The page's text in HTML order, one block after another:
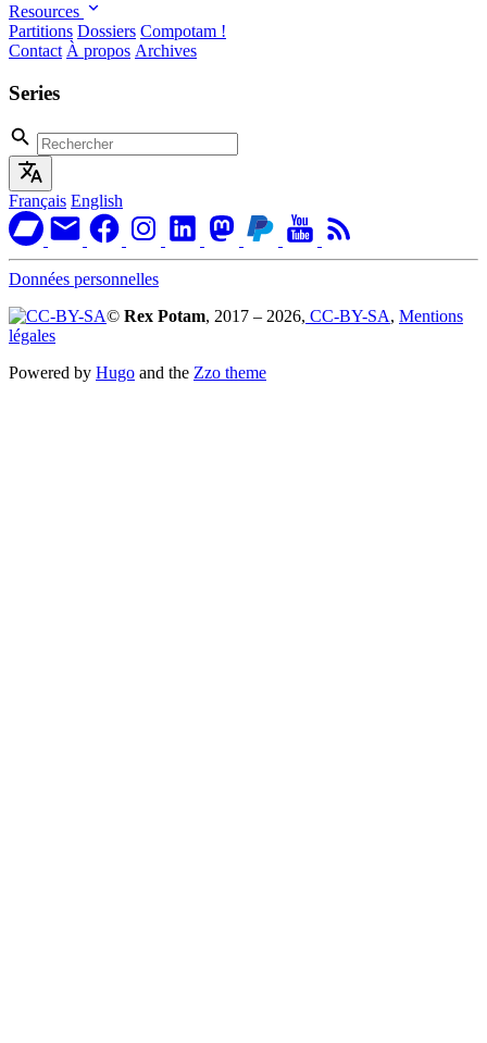
Resources
Partitions Dossiers Compotam !
Contact À propos Archives
Series
Français English
Données personnelles
© Rex Potam, 2017 – 2026, CC-BY-SA, Mentions
légales
Powered by Hugo and the Zzo theme